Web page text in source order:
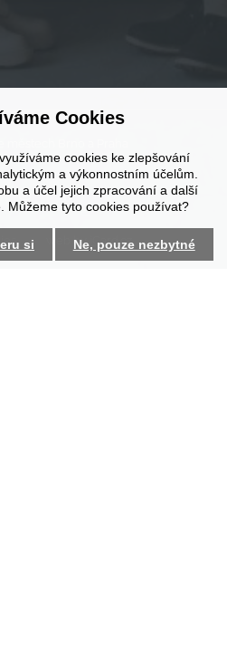
 
web by iCard.cz
Cookies
cookies ke zlepšování
a výkonnostním účelům.
a účel jejich zpracování a další
Můžeme tyto cookies používat?
si Ne, pouze nezbytné